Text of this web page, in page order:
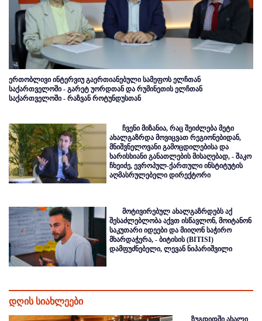
ერთობლივი ინტერვიუ გაერთიანებული სამეფოს ელჩთან
საქართველოში - გარეტ უორდთან და რუმინეთის ელჩთან
საქართველოში - რაზვან როტუნდუსთან
ჩვენი მიზანია, რაც შეიძლება მეტი
ახალგაზრდა მოვიცვათ რეგიონებიდან,
მნიშვნელოვანი გამოცდილებისა და
ხარისხიანი განათლების მისაღებად, - შაკო
ჩხეიძე, ევროპულ-ქართული ინსტიტუტის
აღმასრულებელი დირექტორი
მოტივირებულ ახალგაზრდებს აქ
შესაძლებლობა აქვთ ისწავლონ, მოიტანონ
საკუთარი იდეები და მიიღონ საჭირო
მხარდაჭერა, - ბიტისის (BITISI)
დამფუძნებელი, ლევან ნიპარიშვილი
დღის სიახლეები